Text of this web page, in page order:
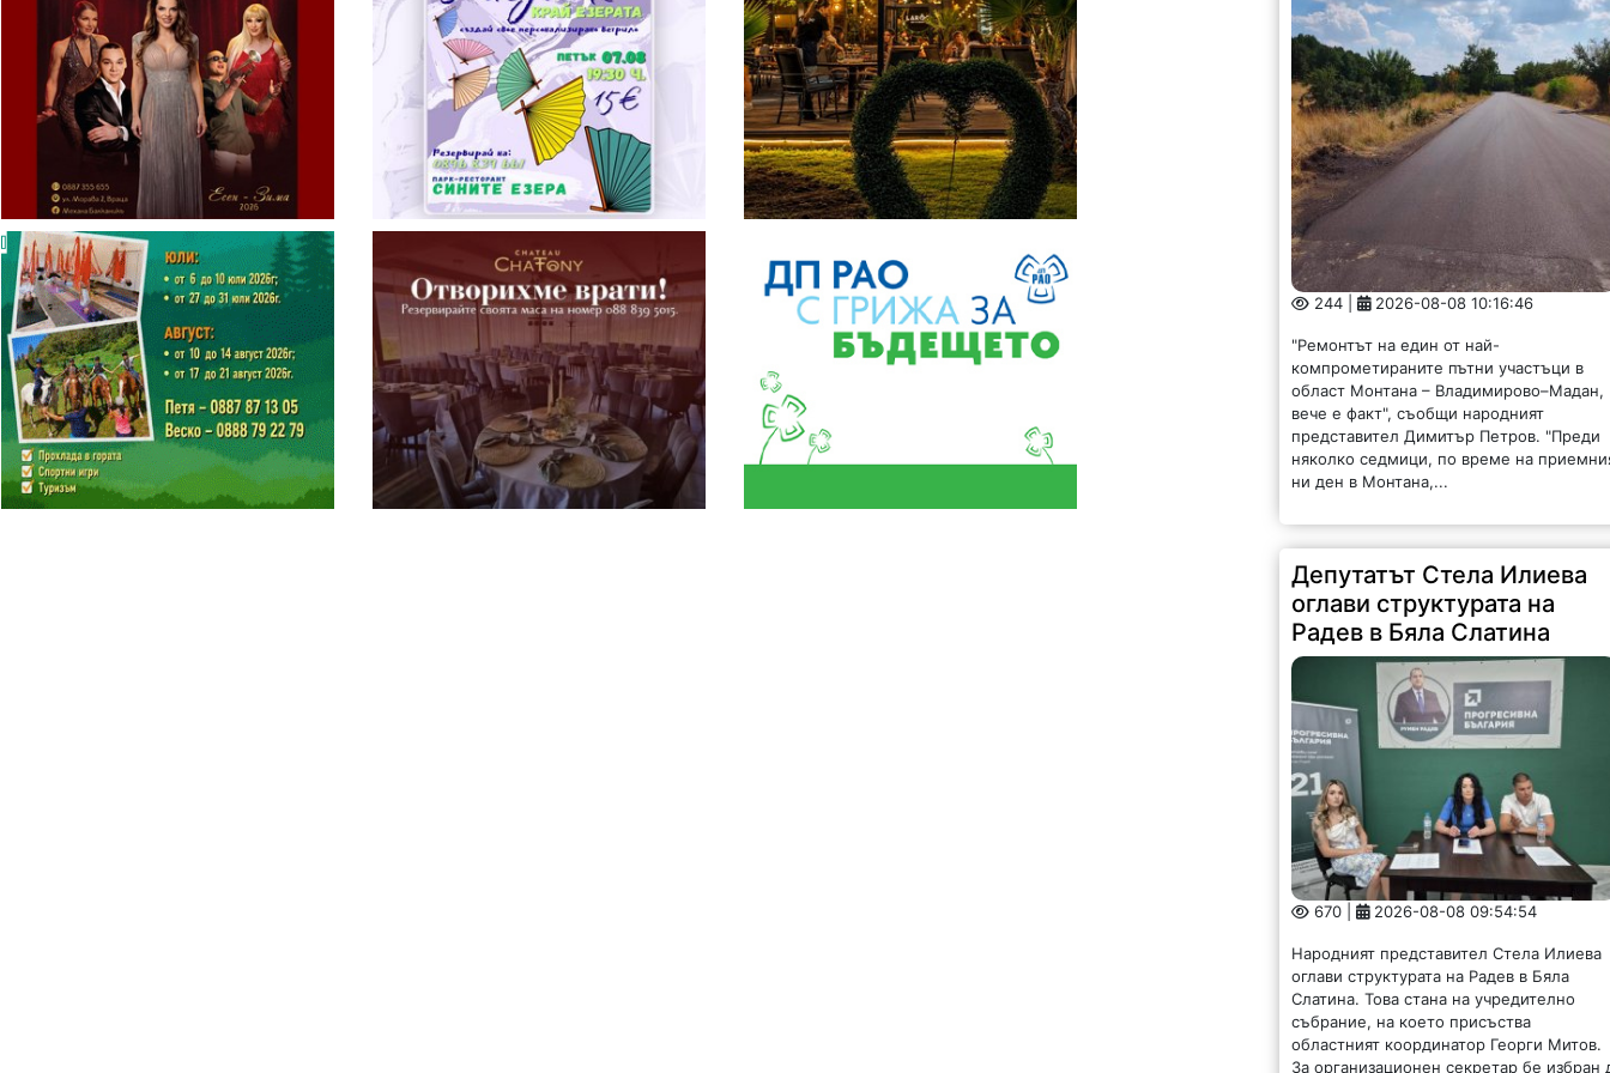
244 | 2026-08-08 10:16:46
"Ремонтът на един от най-
компрометираните пътни участъци в
област Монтана – Владимирово–Мадан,
вече е факт", съобщи народният
представител Димитър Петров. "Преди
няколко седмици, по време на
ни ден в Монтана,...
Депутатът Стела Илиева
оглави структурата на
Радев в Бяла Слатина
670 | 2026-08-08 09:54:54
Народният представител Стела Илиева
оглави структурата на Радев в Бяла
Слатина. Това стана на учредително
събрание, на което присъства
областният координатор Георги Митов.
За организационен секретар бе избран